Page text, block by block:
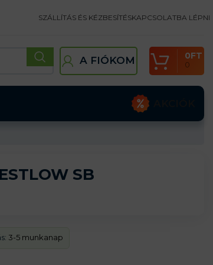
SZÁLLÍTÁS ÉS KÉZBESÍTÉSKAPCSOLATBA LÉPNI
A FIÓKOM 0
0FT
SB
3-5 munkanap